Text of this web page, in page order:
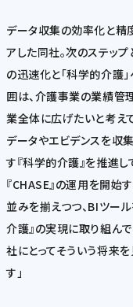
データ収集の効率化と精
アした同社。次のステッ
の迅速化と「科学的介護
囲は、介護事業の業績管
業全体に広げたいと考え
データやエビデンスを収
す『科学的介護』を推進
『CHASE』の運用を開始
並みを揃えつつ、BIツー
介護』の実現に取り組ん
社にとってそういう将来
す」